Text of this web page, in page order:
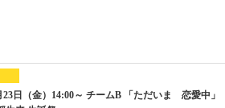
23日（金）14:00～ チームB 「ただいま 恋愛中」